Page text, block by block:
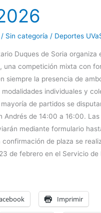
/ Sin categoría / Deportes
Duques de Soria organiza
una competición mixta con
siempre la presencia de
individuales y
de partidos se
Andrés de 14:00 a 16:00. Las
mediante formulario
de plaza se
de febrero en el Servicio de
Imprimir